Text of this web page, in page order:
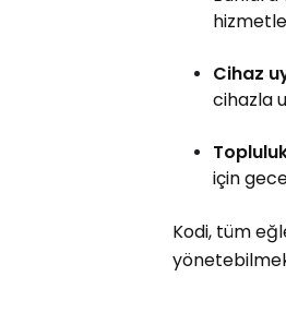
Cihaz
cihazla
için
Kodi, tüm